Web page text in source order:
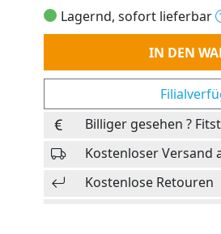
Lagernd, sofort lieferbar
Anzahl
IN DEN
Billiger gesehen ?
Kostenloser Versand
Kostenlose Retouren